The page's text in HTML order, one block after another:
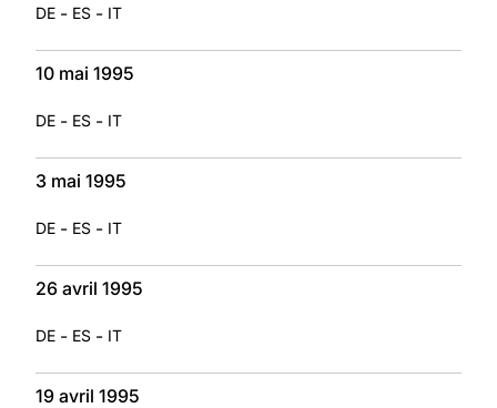
DE - ES - IT
10 mai 1995
DE - ES - IT
3 mai 1995
DE - ES - IT
26 avril 1995
DE - ES - IT
19 avril 1995